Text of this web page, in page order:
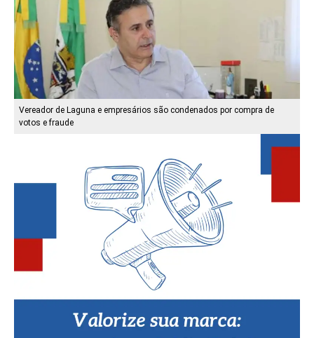
Vereador de Laguna e empresários são condenados por compra de
votos e fraude